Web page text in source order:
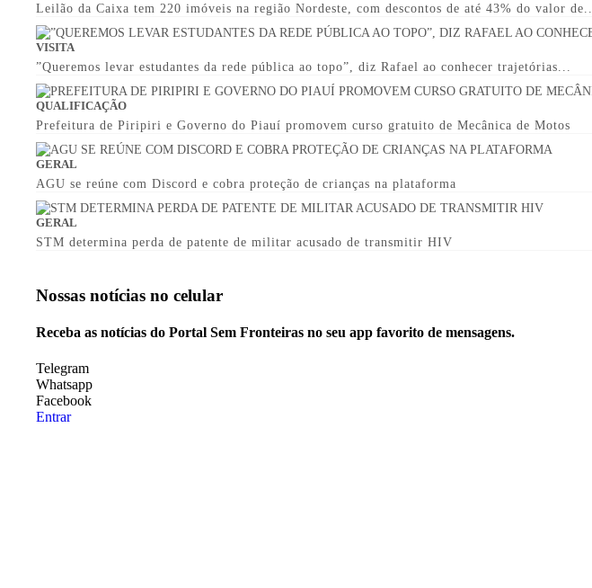
Leilão da Caixa tem 220 imóveis na região Nordeste, com descontos de até 43% do valor de...
VISITA
”Queremos levar estudantes da rede pública ao topo”, diz Rafael ao conhecer trajetórias...
QUALIFICAÇÃO
Prefeitura de Piripiri e Governo do Piauí promovem curso gratuito de Mecânica de Motos
GERAL
AGU se reúne com Discord e cobra proteção de crianças na plataforma
GERAL
STM determina perda de patente de militar acusado de transmitir HIV
Nossas notíciasno celular
Receba as notícias do Portal Sem Fronteiras no seu app favorito de mensagens.
Telegram
Whatsapp
Facebook
Entrar